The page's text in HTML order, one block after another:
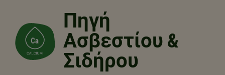
Πηγή
Ασβεστίου &
Σιδήρου